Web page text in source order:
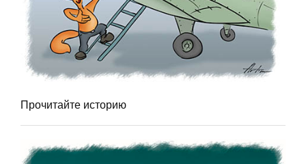
Прочитайте историю